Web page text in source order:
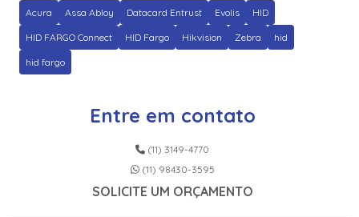
Acura Assa Abloy Datacard Entrust Evolis HID
HID FARGO Connect HID Fargo Hikvision Zebra hid
hid fargo
Entre em contato
(11) 3149-4770
(11) 98430-3595
SOLICITE UM ORÇAMENTO